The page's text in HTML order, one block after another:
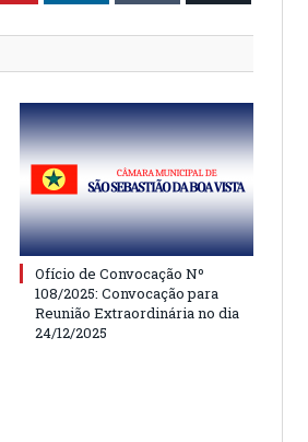
Ofício de Convocação Nº
108/2025: Convocação para
Reunião Extraordinária no dia
24/12/2025